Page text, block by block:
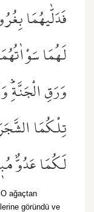
فَدَلّٰيهُمَا
لَهُمَا
وَرَقِ الْجَنَّةِۜ
تِلْكُمَا
لَكُمَا عَدُوٌّ
ağaçtan
göründü ve